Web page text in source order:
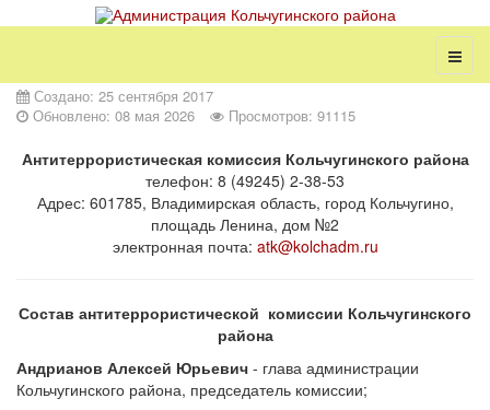
Создано: 25 сентября 2017
Обновлено: 08 мая 2026
Просмотров: 91115
Антитеррористическая комиссия Кольчугинского района
телефон: 8 (49245) 2-38-53
Адрес: 601785, Владимирская область, город Кольчугино,
площадь Ленина, дом №2
электронная почта: atk@kolchadm.ru
Состав антитеррористической комиссии Кольчугинского
района
Андрианов Алексей Юрьевич - глава администрации
Кольчугинского района, председатель комиссии;